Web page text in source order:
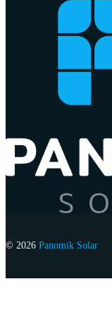
© 2026 Panomik Solar